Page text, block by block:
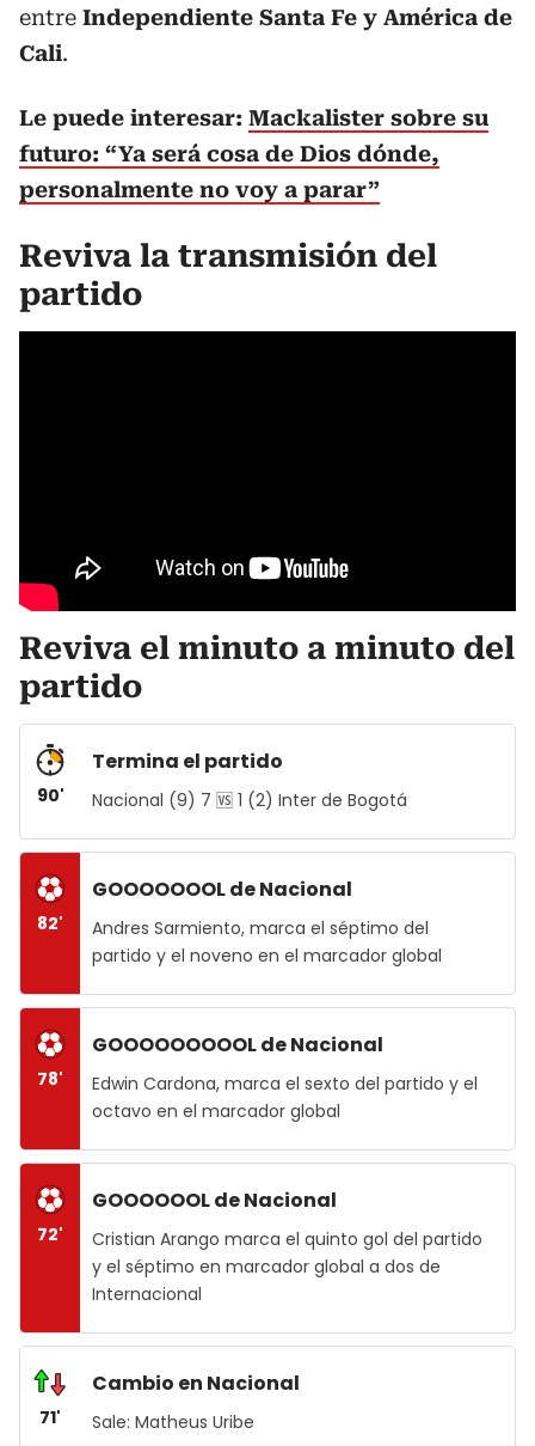
entre Independiente Santa Fe y América de
Cali.
Le puede interesar: Mackalister sobre su
futuro: “Ya será cosa de Dios dónde,
personalmente no voy a parar”
Reviva la transmisión del
partido
Reviva el minuto a minuto del
partido
90'
Termina el partido
Nacional (9) 7 🆚 1 (2) Inter de Bogotá
82'
GOOOOOOOL de Nacional
Andres Sarmiento, marca el séptimo del
partido y el noveno en el marcador global
78'
GOOOOOOOOOL de Nacional
Edwin Cardona, marca el sexto del partido y el
octavo en el marcador global
72'
GOOOOOOL de Nacional
Cristian Arango marca el quinto gol del partido
y el séptimo en marcador global a dos de
Internacional
71'
Cambio en Nacional
Sale: Matheus Uribe